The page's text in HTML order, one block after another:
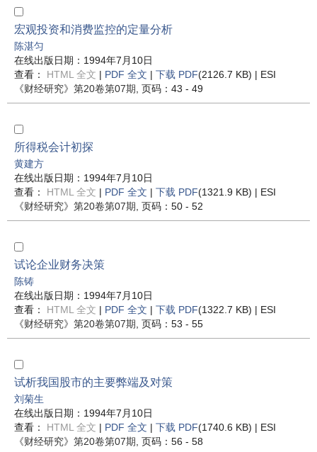
宏观投资和消费监控的定量分析
陈湛匀
在线出版日期：1994年7月10日
查看： HTML 全文 | PDF 全文 | 下载 PDF(2126.7 KB) | ESI
《财经研究》 第20卷第07期 , 页码：43 - 49
所得税会计初探
黄建方
在线出版日期：1994年7月10日
查看： HTML 全文 | PDF 全文 | 下载 PDF(1321.9 KB) | ESI
《财经研究》 第20卷第07期 , 页码：50 - 52
试论企业财务决策
陈铸
在线出版日期：1994年7月10日
查看： HTML 全文 | PDF 全文 | 下载 PDF(1322.7 KB) | ESI
《财经研究》 第20卷第07期 , 页码：53 - 55
试析我国股市的主要弊端及对策
刘菊生
在线出版日期：1994年7月10日
查看： HTML 全文 | PDF 全文 | 下载 PDF(1740.6 KB) | ESI
《财经研究》 第20卷第07期 , 页码：56 - 58